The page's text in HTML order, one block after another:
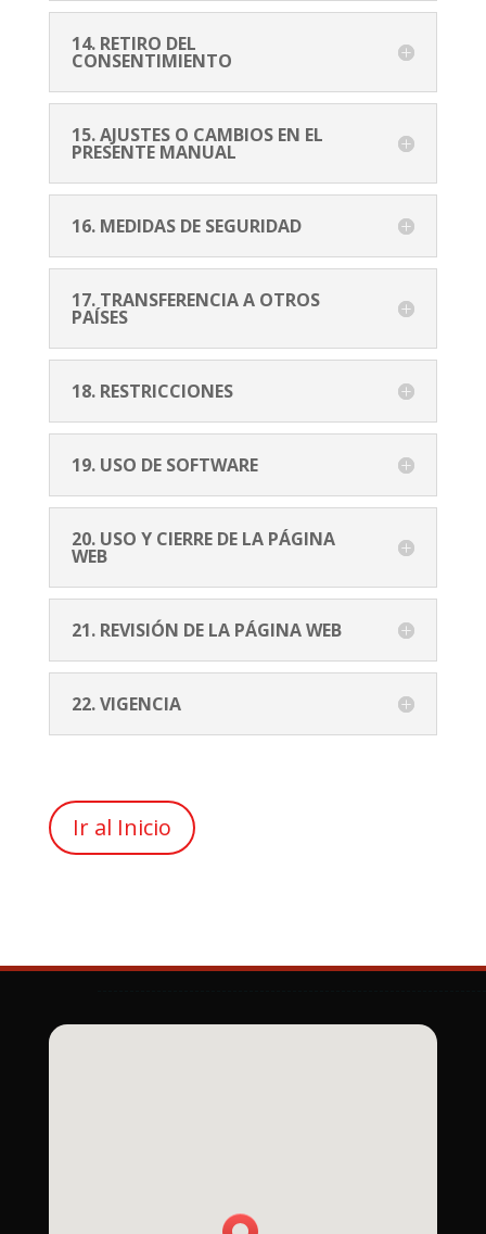
14. RETIRO DEL
CONSENTIMIENTO
15. AJUSTES O CAMBIOS EN EL
PRESENTE MANUAL
16. MEDIDAS DE SEGURIDAD
17. TRANSFERENCIA A OTROS
PAÍSES
18. RESTRICCIONES
19. USO DE SOFTWARE
20. USO Y CIERRE DE LA PÁGINA
WEB
21. REVISIÓN DE LA PÁGINA WEB
22. VIGENCIA
Ir al Inicio